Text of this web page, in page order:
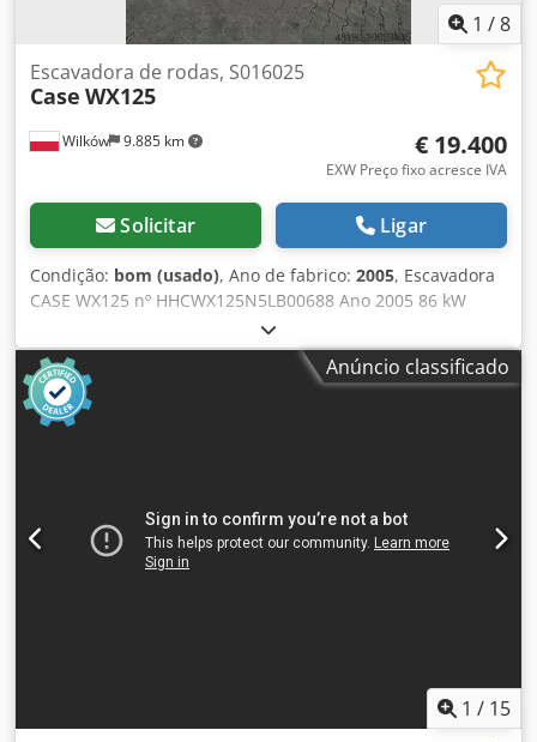
1 /8
Wilków 9.885 km
Escavadora de rodas, S016025
Case WX125
€ 19.400
EXW Preço fixo acresce IVA
Solicitar Ligar
Condição: bom (usado), Ano de fabrico: 2005, Escavadora
CASE WX125 nº HHCWX125N5LB00688 Ano 2005 86 kW
9786 h uma concha Cedpfox Atliex Ag Soha peso 13 t Sem
documentação
Anúncio classificado
1 / 15